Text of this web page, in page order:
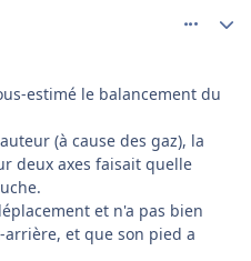
estimé le balancement du
(à cause des gaz), la
deux axes faisait quelle
et n'a pas bien
et que son pied a